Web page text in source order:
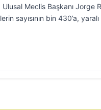
Ulusal Meclis Başkanı Jorge
sayısının bin 430’a, yaralı